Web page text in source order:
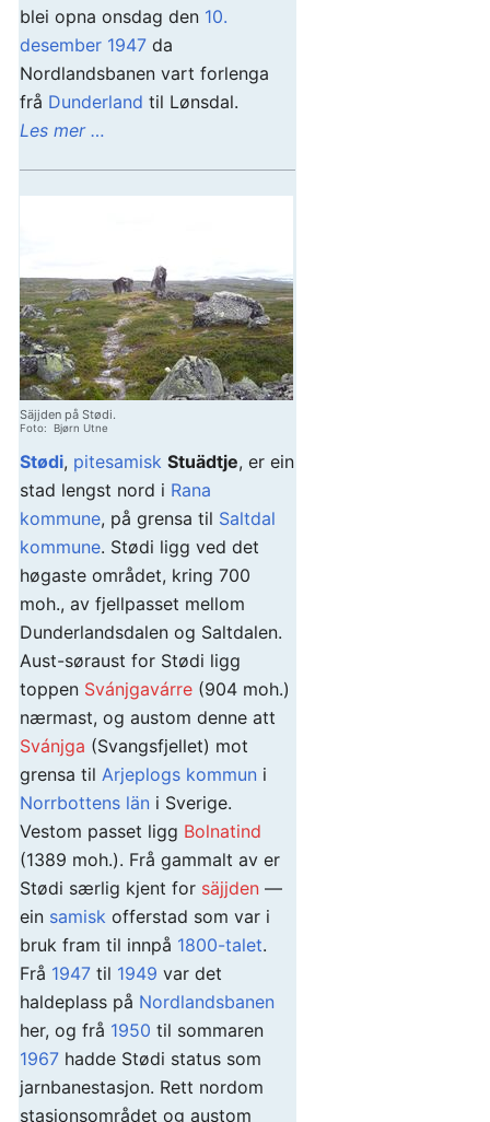
blei opna onsdag den 10.
desember 1947 da
Nordlandsbanen vart forlenga
frå Dunderland til Lønsdal.
Les mer …
Säjjden på Stødi.
Foto: Bjørn Utne
Stødi, pitesamisk Stuädtje, er ein
stad lengst nord i Rana
kommune, på grensa til Saltdal
kommune. Stødi ligg ved det
høgaste området, kring 700
moh., av fjellpasset mellom
Dunderlandsdalen og Saltdalen.
Aust-søraust for Stødi ligg
toppen Svánjgavárre (904 moh.)
nærmast, og austom denne att
Svánjga (Svangsfjellet) mot
grensa til Arjeplogs kommun i
Norrbottens län i Sverige.
Vestom passet ligg Bolnatind
(1389 moh.). Frå gammalt av er
Stødi særlig kjent for säjjden —
ein samisk offerstad som var i
bruk fram til innpå 1800-talet.
Frå 1947 til 1949 var det
haldeplass på Nordlandsbanen
her, og frå 1950 til sommaren
1967 hadde Stødi status som
jarnbanestasjon. Rett nordom
stasjonsområdet og austom